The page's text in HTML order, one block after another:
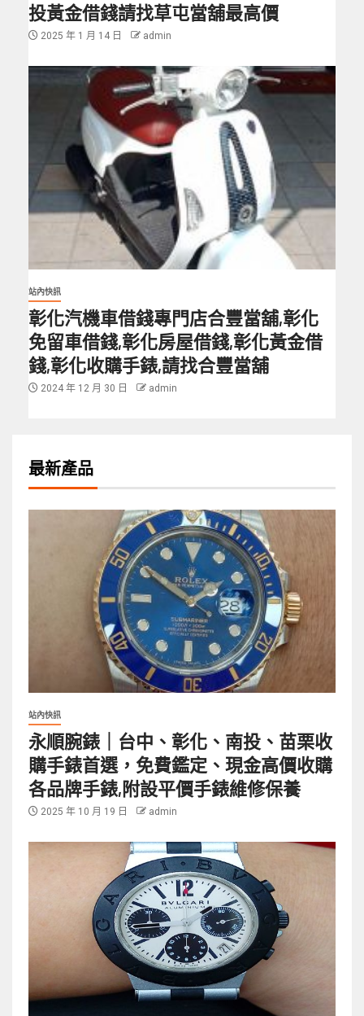
投黃金借錢請找草屯當舖最高價
2025 年 1 月 14 日 admin
站內快訊
彰化汽機車借錢專門店合豐當舖,彰化
免留車借錢,彰化房屋借錢,彰化黃金借
錢,彰化收購手錶,請找合豐當舖
2024 年 12 月 30 日 admin
最新產品
站內快訊
永順腕錶｜台中、彰化、南投、苗栗收
購手錶首選，免費鑑定、現金高價收購
各品牌手錶,附設平價手錶維修保養
2025 年 10 月 19 日 admin